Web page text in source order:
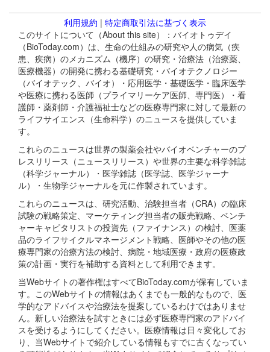
利用規約 | 特定商取引法に基づく表示
このサイトについて（About this site）：バイオトゥデイ
（BioToday.com）は、生命の仕組みの研究や人の病気（疾
患、疾病）のメカニズム（機序）の研究・治療法（治療薬、
医療機器）の開発に携わる基礎研究・バイオテクノロジー
（バイオテック、バイオ）・応用医学・基礎医学・臨床医学
や医療に携わる医師（プライマリーケア医師、専門医）・看
護師・薬剤師・介護福祉士などの医療専門家に対して最新の
ライフサイエンス（生命科学）のニュースを提供していま
す。
これらのニュースは世界の製薬会社やバイオベンチャーのプ
レスリリース（ニュースリリース）や世界の主要な科学雑誌
（科学ジャーナル）・医学雑誌（医学誌、医学ジャーナ
ル）・生物学ジャーナルを元に作製されています。
これらのニュースは、研究活動、治験担当者（CRA）の臨床
試験の戦略策定、マーケティング担当者の販売戦略、ベンチ
ャーキャピタリストの投資先（ファイナンス）の検討、医薬
品のライフサイクルマネージメント戦略、医師やその他の医
療専門家の治療方法の検討、病院・地域医療・政府の医療政
策の計画・実行を補助する資料として利用できます。
当Webサイトの著作権はすべてBioToday.comが保有していま
す。このWebサイトの情報はあくまでも一般的なもので、医
学的なアドバイスや治療法を提案しているわけではありませ
ん。新しい治療法を試すときには必ず医療専門家のアドバイ
スを受けるようにしてください。医療情報は日々変化してお
り、当Webサイトで紹介している情報もすでに古くなってい